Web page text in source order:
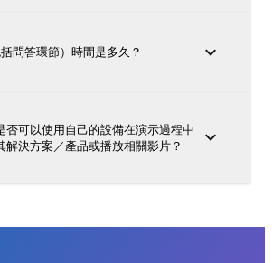
問答環節）時間是多久？
否可以使用自己的設備在演示過程中
解決方案／產品或播放相關影片？